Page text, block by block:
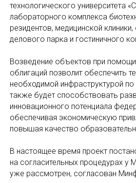
технологического университета
лабораторного комплекса
резидентов, медицинской
делового парка и гостиничного
Возведение объектов при
облигаций позволит обеспечить
необходимой инфраструктурой по
также будет способствовать
инновационного потенциала
обеспечивая экономическую
повышая качество
В настоящее время проект
на согласительных процедурах у
уже рассмотрен, согласован